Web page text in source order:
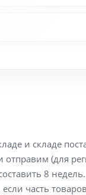
и складе
(для
8
часть